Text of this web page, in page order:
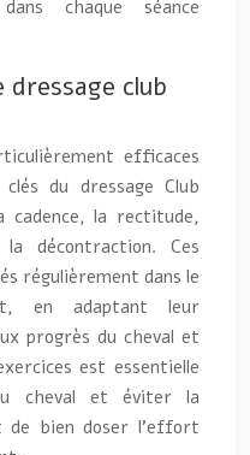
chaque séance
dressage club
efficaces
du dressage Club
cadence, la rectitude,
décontraction. Ces
régulièrement dans le
en adaptant leur
progrès du cheval et
est essentielle
cheval et éviter la
bien doser l’effort